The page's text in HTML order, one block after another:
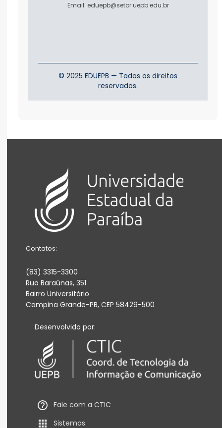
Email: eduepb@setor.uepb.edu.br
© 2025 EDUEPB — Todos os direitos
reservados.
Contatos:
(83) 3315-3300
Rua Baraúnas, 351
Bairro Universitário
Campina Grande-PB, CEP 58429-500
Desenvolvido por:
Fale com a CTIC
Sistemas